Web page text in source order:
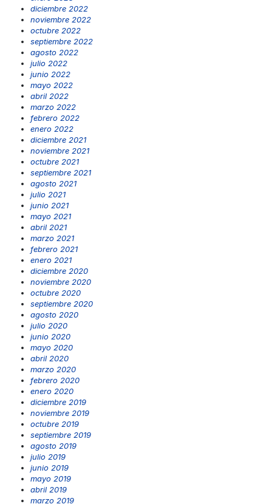
diciembre 2022
noviembre 2022
octubre 2022
septiembre 2022
agosto 2022
julio 2022
junio 2022
mayo 2022
abril 2022
marzo 2022
febrero 2022
enero 2022
diciembre 2021
noviembre 2021
octubre 2021
septiembre 2021
agosto 2021
julio 2021
junio 2021
mayo 2021
abril 2021
marzo 2021
febrero 2021
enero 2021
diciembre 2020
noviembre 2020
octubre 2020
septiembre 2020
agosto 2020
julio 2020
junio 2020
mayo 2020
abril 2020
marzo 2020
febrero 2020
enero 2020
diciembre 2019
noviembre 2019
octubre 2019
septiembre 2019
agosto 2019
julio 2019
junio 2019
mayo 2019
abril 2019
marzo 2019